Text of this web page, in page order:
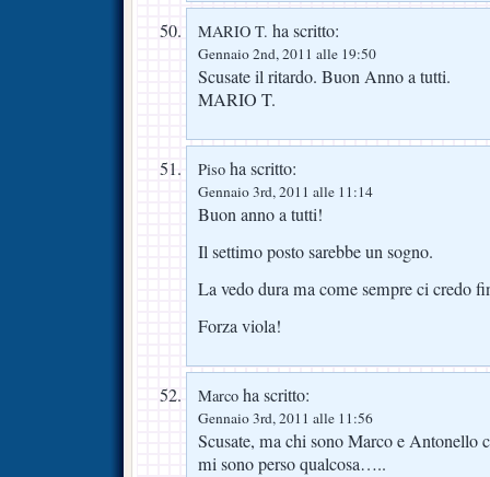
MARIO T. ha scritto:
Gennaio 2nd, 2011 alle 19:50
Scusate il ritardo. Buon Anno a tutti.
MARIO T.
Piso ha scritto:
Gennaio 3rd, 2011 alle 11:14
Buon anno a tutti!
Il settimo posto sarebbe un sogno.
La vedo dura ma come sempre ci credo
Forza viola!
Marco ha scritto:
Gennaio 3rd, 2011 alle 11:56
Scusate, ma chi sono Marco e Antonello
mi sono perso qualcosa…..